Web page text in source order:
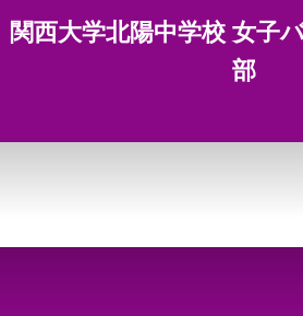
関西大学北陽中学校 女子
部